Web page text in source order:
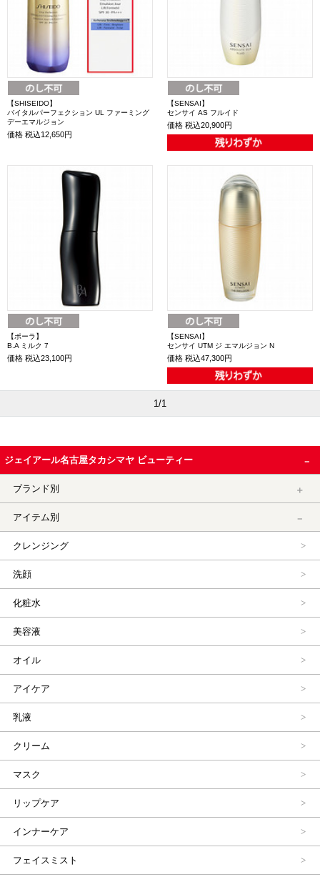
【SHISEIDO】
バイタルパーフェクション UL ファーミング
デーエマルジョン
価格 税込12,650円
【SENSAI】
センサイ AS フルイド
価格 税込20,900円
【ポーラ】
B.A ミルク 7
価格 税込23,100円
【SENSAI】
センサイ UTM ジ エマルジョン N
価格 税込47,300円
1/1
ジェイアール名古屋タカシマヤ ビューティー
ブランド別
アイテム別
クレンジング
洗顔
化粧水
美容液
オイル
アイケア
乳液
クリーム
マスク
リップケア
インナーケア
フェイスミスト